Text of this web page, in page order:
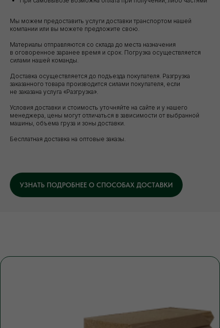
Мы можем предоставить услуги доставки транспортом нашей
компании или вы можете предложите свою.
Материалы отправляются со склада до места назначения
в оговоренное заранее время и срок. Погрузка осуществляется
силами нашей команды.
Доставка осуществляется до подъезда покупателя. Разгрузка
заказанного товара производится силами покупателя, если
не заказана услуга «Разгрузка».
Условия доставки и стоимость уточняйте на сайте и у нашего
менеджера, цены могут отличаться в зависимости от выбранной
машины, объема груза и зоны доставки.
Бесплатная доставка на оптовые заказы.
УЗНАТЬ ПОДРОБНЕЕ О СПОСОБАХ ДОСТАВКИ